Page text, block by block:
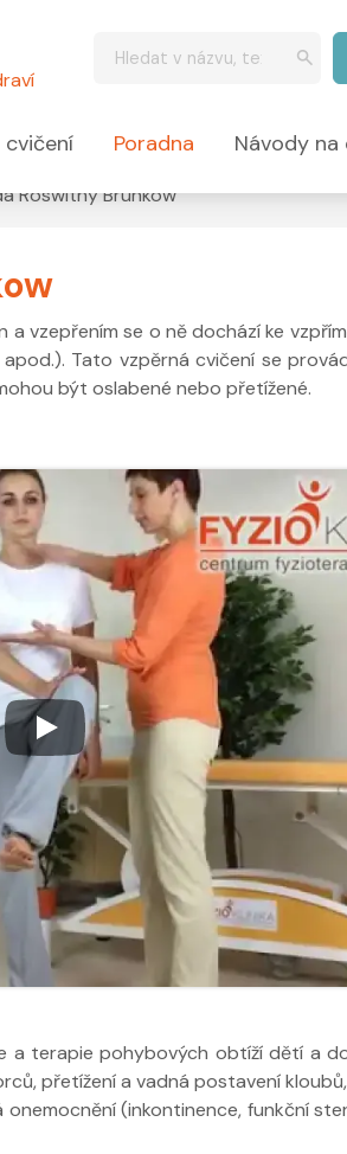
cvičení Poradna Návody na
Roswithy Brunkow
vzepřením se o ně dochází ke
Tato vzpěrná cvičení se
být oslabené nebo přetížené.
a terapie pohybových obtíží dětí a
přetížení a vadná postavení
(inkontinence, funkční
Nabídka léčby ve
FYZIOklinice
Nabídka masáží